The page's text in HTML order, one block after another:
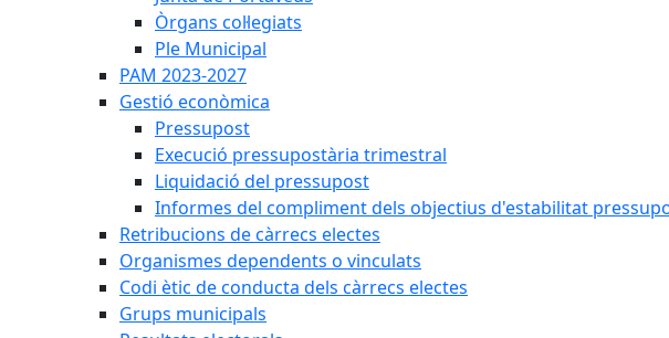
Òrgans col·legiats
Ple Municipal
PAM 2023-2027
Gestió econòmica
Pressupost
Execució pressupostària trimestral
Liquidació del pressupost
Informes del compliment dels objectius d'estabilitat
Retribucions de càrrecs electes
Organismes dependents o vinculats
Codi ètic de conducta dels càrrecs electes
Grups municipals